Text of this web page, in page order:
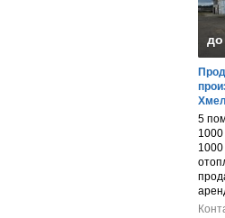
до
5
1000
1000